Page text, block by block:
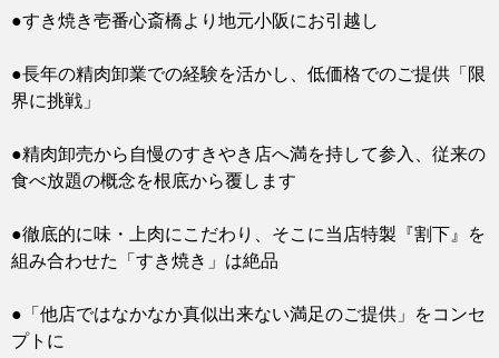
●すき焼き壱番心斎橋より地元小阪にお引越し
●長年の精肉卸業での経験を活かし、低価格でのご提供「限
界に挑戦」
●精肉卸売から自慢のすきやき店へ満を持して参入、従来の
食べ放題の概念を根底から覆します
●徹底的に味・上肉にこだわり、そこに当店特製『割下』を
組み合わせた「すき焼き」は絶品
●「他店ではなかなか真似出来ない満足のご提供」をコンセ
プトに